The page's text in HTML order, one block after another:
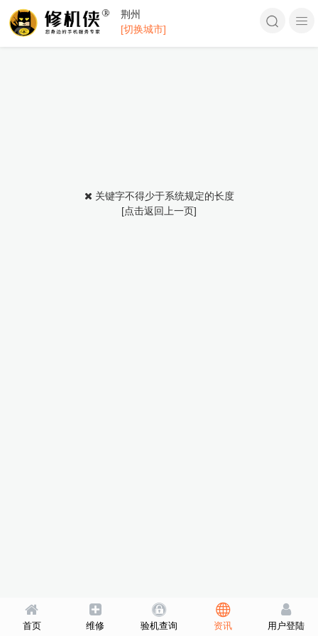
荆州
[切换城市]
关键字不得少于系统规定的长度
[点击返回上一页]
首页 维修 验机查询 资讯 用户登陆